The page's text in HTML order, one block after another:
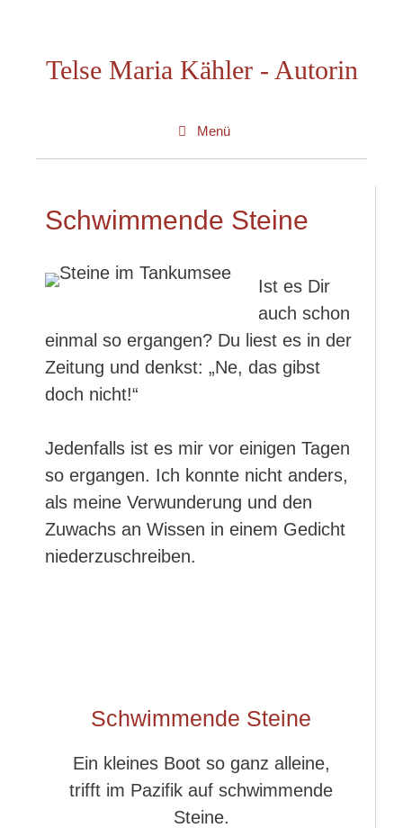
springenTelse Maria Kähler - Autorin
Menü
Schwimmende Steine
Ist es Dir
auch schon
einmal so ergangen? Du liest es in der
Zeitung und denkst: „Ne, das gibst
doch nicht!“
Jedenfalls ist es mir vor einigen Tagen
so ergangen. Ich konnte nicht anders,
als meine Verwunderung und den
Zuwachs an Wissen in einem Gedicht
niederzuschreiben.
Schwimmende Steine
Ein kleines Boot so ganz alleine,
trifft im Pazifik auf schwimmende
Steine.